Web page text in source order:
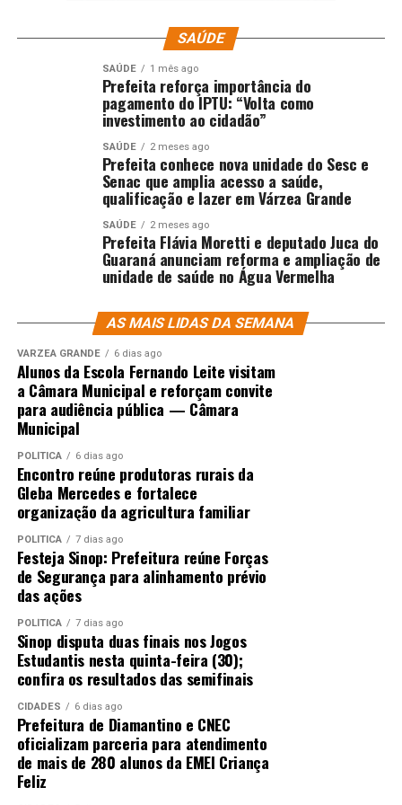
“A Educação é transformadora e somente ela pode
inserir nas novas geração, o sentimento de igualdade, de
respeito ao próximo independente de sua cor, raça,
credo”, disse Rinaldo falando para o secretário de
Educação de Cuiabá, presente ao evento, Amauri Monge.
Já para Manoel Francisco da Silva Júnior, presidente do
Conselho Estadual de Promoção da Igualdade Racial
(CEPIR), o titular da Pasta de Educação de Cuiabá tem
efetiva participação na política de desigualdade
racional, pois ele mesmo, é presidente por ter sido
“Nossa luta não para porque ainda existem aqueles que
não nos reconhece como iguais, mas é preciso
compreender que foi inserido durante séculos que a
dominação de raça se dava pela cor, mas essa sessão
especial no Parlamento Estadual partindo de dois
deputados de cor, demonstra que isto está mudando”,
disse o presidente que também foi um dos
homenageados.
Juca do Guaraná assinalou durante a Sessão Especial que
todos os homenageados naquela sessão também
deveriam se sentir ainda mais prestigiados pois ele
estava dividindo com eles o Título de Cidadão
Vilabelense.
“Vila Bela da Santíssima Trindade que já foi capital de
Mato Grosso é uma cidade que tinha como uma de suas
principais características a quase totalidade de sua
população da raça negra, já que a região era
predominantemente de quilombolas”, explicou Juca do
Guaraná assinalando que vai busca e utilizar o seu titulo
de Cidadão Vilabelense.
SAÚDE
SAÚDE 1 mês ago
Prefeita reforça importância do
pagamento do IPTU: “Volta como
investimento ao cidadão”
SAÚDE 2 meses ago
Prefeita conhece nova unidade do Sesc e
Senac que amplia acesso a saúde,
qualificação e lazer em Várzea Grande
SAÚDE 2 meses ago
Prefeita Flávia Moretti e deputado Juca do
Guaraná anunciam reforma e ampliação de
unidade de saúde no Água Vermelha
AS MAIS LIDAS DA SEMANA
VÁRZEA GRANDE 6 dias ago
Alunos da Escola Fernando Leite visitam
a Câmara Municipal e reforçam convite
para audiência pública — Câmara
Municipal
POLÍTICA 6 dias ago
Encontro reúne produtoras rurais da
Gleba Mercedes e fortalece
organização da agricultura familiar
POLÍTICA 7 dias ago
Festeja Sinop: Prefeitura reúne Forças
de Segurança para alinhamento prévio
das ações
POLÍTICA 7 dias ago
Sinop disputa duas finais nos Jogos
Estudantis nesta quinta-feira (30);
confira os resultados das semifinais
CIDADES 6 dias ago
Prefeitura de Diamantino e CNEC
oficializam parceria para atendimento
de mais de 280 alunos da EMEI Criança
Feliz